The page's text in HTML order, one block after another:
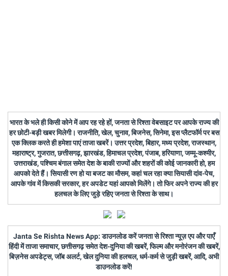
भारत के भले ही किसी कोने में आप रह रहे हों, जनता से रिश्ता वेबसाइट पर आपके राज्य की
हर छोटी-बड़ी खबर मिलेगी। राजनीति, खेल, चुनाव, बिजनेस, सिनेमा, इस प्लैटफॉर्म पर बस
एक क्लिक करते ही हमेशा पाएं ताजा खबरें। उत्तर प्रदेश, बिहार, मध्य प्रदेश, राजस्थान,
महाराष्ट्र, गुजरात, छत्तीसगढ़, झारखंड, हिमाचल प्रदेश, पंजाब, हरियाणा, जम्मू-कश्मीर,
उत्तराखंड, पश्चिम बंगाल समेत देश के बाकी राज्यों और शहरों की कोई जानकारी हो, हम
आपको देते हैं। सियासी रण हो या बजट का मौसम, कहां चल रहा क्या सियासी दांव-पेच,
आपके गांव में किसकी सरकार, हर अपडेट यहां आपको मिलेंगे। तो फिर अपने राज्य की हर
हलचल के लिए जुड़े रहिए जनता से रिश्ता के साथ।
Janta Se Rishta News App: डाउनलोड करें जनता से रिश्ता न्यूज़ एप और पाएँ
हिंदी में ताजा समाचार, छत्तीसगढ़ समेत देश-दुनिया की खबरें, फिल्म और मनोरंजन की खबरें,
बिज़नेस अपडेट्स, जॉब अलर्ट, खेल दुनिया की हलचल, धर्म-कर्म से जुड़ी खबरें, आदि, अभी
डाउनलोड करें!